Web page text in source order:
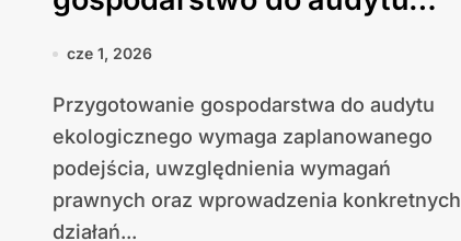
ekologicznego
cze 1, 2026
Przygotowanie gospodarstwa do audytu
ekologicznego wymaga zaplanowanego
podejścia, uwzględnienia wymagań
prawnych oraz wprowadzenia konkretnych
działań...